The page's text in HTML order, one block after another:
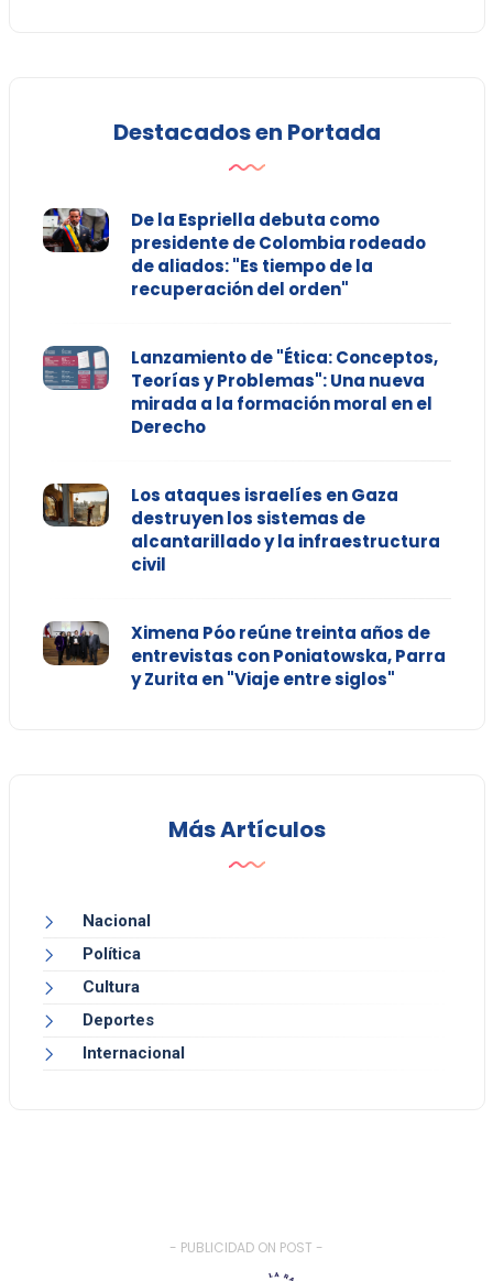
Destacados en Portada
De la Espriella debuta como
presidente de Colombia rodeado
de aliados: "Es tiempo de la
recuperación del orden"
Lanzamiento de "Ética: Conceptos,
Teorías y Problemas": Una nueva
mirada a la formación moral en el
Derecho
Los ataques israelíes en Gaza
destruyen los sistemas de
alcantarillado y la infraestructura
civil
Ximena Póo reúne treinta años de
entrevistas con Poniatowska, Parra
y Zurita en "Viaje entre siglos"
Más Artículos
Nacional
Política
Cultura
Deportes
Internacional
- PUBLICIDAD ON POST -